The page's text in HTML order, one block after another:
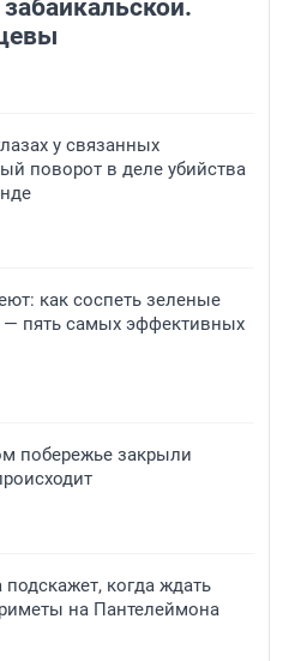
у связанных
поворот в деле убийства
как соспеть зеленые
пять самых эффективных
побережье закрыли
подскажет, когда ждать
на Пантелеймона